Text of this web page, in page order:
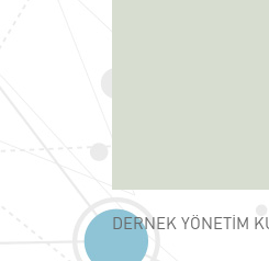
DERNEK YÖNETİM